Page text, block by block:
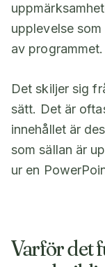
upplevelse
av programmet.
Det skiljer sig
sätt. Det är
innehållet är
som sällan är
ur en
Varför det